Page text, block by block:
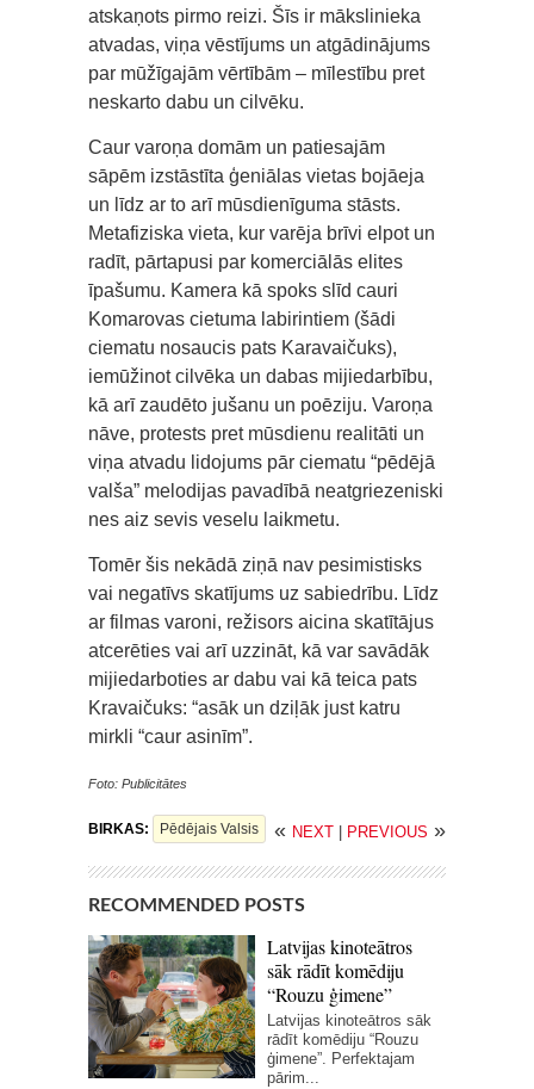
atskaņots pirmo reizi. Šīs ir mākslinieka
atvadas, viņa vēstījums un atgādinājums
par mūžīgajām vērtībām – mīlestību pret
neskarto dabu un cilvēku.
Caur varoņa domām un patiesajām
sāpēm izstāstīta ģeniālas vietas bojāeja
un līdz ar to arī mūsdienīguma stāsts.
Metafiziska vieta, kur varēja brīvi elpot un
radīt, pārtapusi par komerciālās elites
īpašumu. Kamera kā spoks slīd cauri
Komarovas cietuma labirintiem (šādi
ciematu nosaucis pats Karavaičuks),
iemūžinot cilvēka un dabas mijiedarbību,
kā arī zaudēto jušanu un poēziju. Varoņa
nāve, protests pret mūsdienu realitāti un
viņa atvadu lidojums pār ciematu “pēdējā
valša” melodijas pavadībā neatgriezeniski
nes aiz sevis veselu laikmetu.
Tomēr šis nekādā ziņā nav pesimistisks
vai negatīvs skatījums uz sabiedrību. Līdz
ar filmas varoni, režisors aicina skatītājus
atcerēties vai arī uzzināt, kā var savādāk
mijiedarboties ar dabu vai kā teica pats
Kravaičuks: “asāk un dziļāk just katru
mirkli “caur asinīm”.
Foto: Publicitātes
BIRKAS: Pēdējais Valsis « NEXT PREVIOUS »
RECOMMENDED POSTS
Latvijas kinoteātros
sāk rādīt komēdiju
“Rouzu ģimene”
Latvijas kinoteātros sāk
rādīt komēdiju “Rouzu
ģimene”. Perfektajam
pārim...